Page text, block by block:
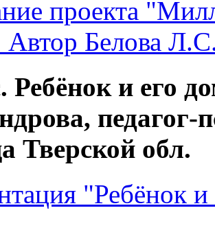
проекта
Белова
Ребёнок и его
Тверской обл.
"Ребёнок